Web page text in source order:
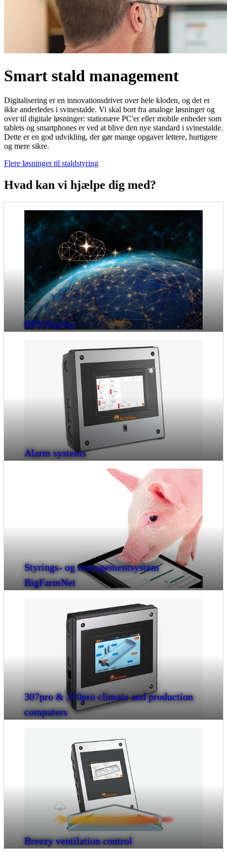
Smart stald management
Digitalisering er en innovationsdriver over hele kloden, og det er
ikke anderledes i svinestalde. Vi skal bort fra analoge løsninger og
over til digitale løsninger: stationære PC'er eller mobile enheder som
tablets og smartphones er ved at blive den nye standard i svinestalde.
Dette er en god udvikling, der gør mange opgaver lettere, hurtigere
og mere sikre.
Flere løsninger til staldstyring
Hvad kan vi hjælpe dig med?
BFN Fusion
Alarm systems
Styrings- og managementsystem
BigFarmNet
307pro & 310pro climate and production
computers
Breezy ventilation control